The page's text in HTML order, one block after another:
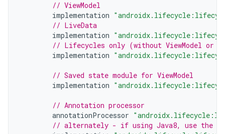
// ViewModel
implementation
// LiveData
implementation
// Lifecycles only (without ViewModel or
implementation
// Saved state module for ViewModel
implementation
// Annotation processor
annotationProcessor
// alternately - if using Java8, use the